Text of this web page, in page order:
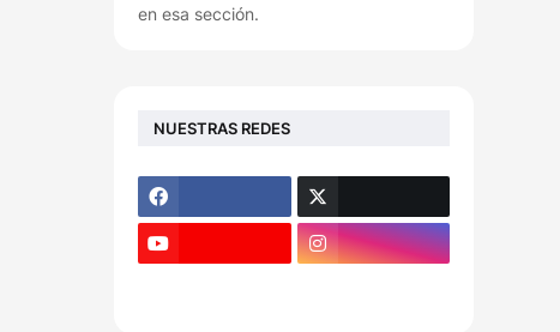
en esa sección.
NUESTRAS REDES